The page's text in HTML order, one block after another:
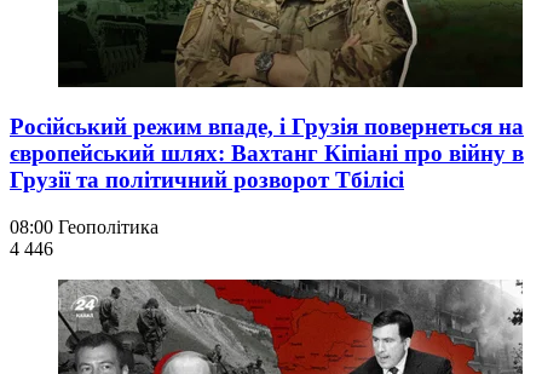
Російський режим впаде, і Грузія повернеться на
європейський шлях: Вахтанг Кіпіані про війну в
Грузії та політичний розворот Тбілісі
08:00 Геополітика
4 446